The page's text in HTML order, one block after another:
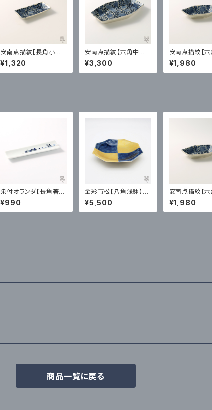
安南点描紋【長角小皿】
喜鶴製陶｜有田
¥1,320
安南点描紋【六角中皿】
喜鶴製陶｜有田
¥3,300
安南点描紋【六
喜鶴製陶｜有田
¥1,980
染付オランダ【長角箸
置】一峰窯｜有田
¥990
金彩市松【八角浅鉢】喜
鶴製陶｜有田
¥5,500
安南点描紋【六
喜鶴製陶｜有田
¥1,980
商品一覧に戻る